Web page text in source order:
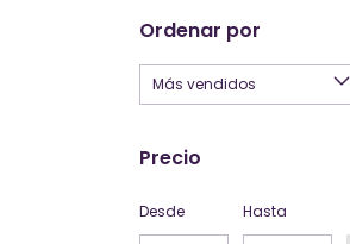
Ordenar por
Precio
Desde Hasta